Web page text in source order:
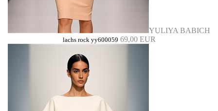
YULIYA BABICH
lachs rock yy600059 69,00 EUR